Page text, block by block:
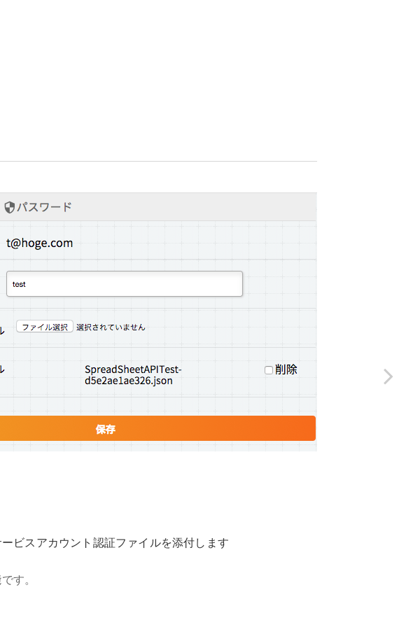
ビスアカウント認証ファイルを添付します
す。